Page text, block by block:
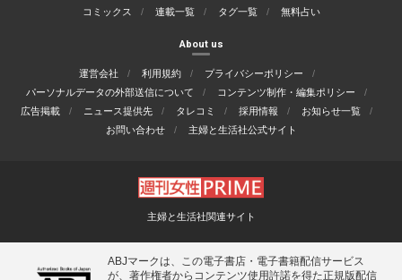
コミックス
連載一覧 タグ一覧 無料占い
About us
運営会社 利用規約
プライバシーポリシー
パーソナルデータの外部送信について
コンテンツ制作・編集ポリシー
広告掲載
ニュース提供先 タレコミ 採用情報
お知らせ一覧
お問い合わせ
主婦と生活社公式サイト
主婦と生活社関連サイト
ABJマークは、この電子書店・電子書籍配信サービス
が、著作権者からコンテンツ使用許諾を得た正規版配信